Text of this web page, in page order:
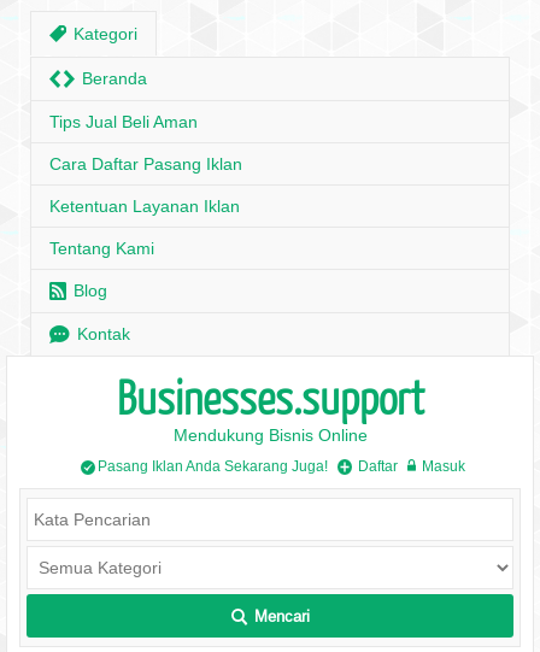
, Kategori
H Beranda
Tips Jual Beli Aman
Cara Daftar Pasang Iklan
Ketentuan Layanan Iklan
Tentang Kami
r Blog
e Kontak
Businesses.support
Mendukung Bisnis Online
/ Pasang Iklan Anda Sekarang Juga! + Daftar w Masuk
L Mencari